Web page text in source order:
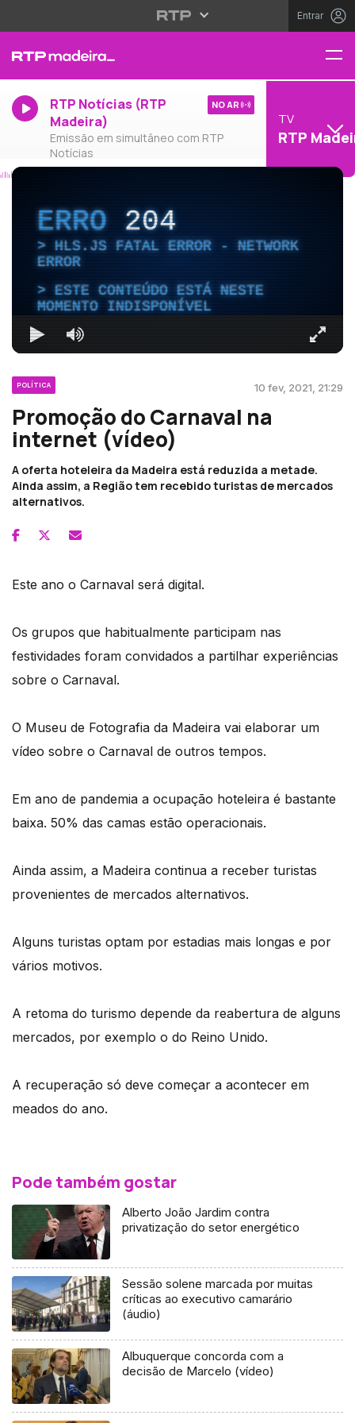
Entrar
RTP Notícias (RTP
Madeira)
Emissão em simultâneo com RTP
Notícias
NO AR
TV
RTP
ERRO204
HLS.JS FATAL ERROR - NETWORK
ERROR
ESTE CONTEÚDO ESTÁ NESTE
MOMENTO INDISPONÍVEL
POLÍTICA 10 fev, 2021, 21:29
Promoção do Carnaval na
internet (vídeo)
A oferta hoteleira da Madeira está reduzida a metade.
Ainda assim, a Região tem recebido turistas de mercados
alternativos.
Este ano o Carnaval será digital.
Os grupos que habitualmente participam nas
festividades foram convidados a partilhar experiências
sobre o Carnaval.
O Museu de Fotografia da Madeira vai elaborar um
vídeo sobre o Carnaval de outros tempos.
Em ano de pandemia a ocupação hoteleira é bastante
baixa. 50% das camas estão operacionais.
Ainda assim, a Madeira continua a receber turistas
provenientes de mercados alternativos.
Alguns turistas optam por estadias mais longas e por
vários motivos.
A retoma do turismo depende da reabertura de alguns
mercados, por exemplo o do Reino Unido.
A recuperação só deve começar a acontecer em
meados do ano.
Pode também gostar
Alberto João Jardim contra
privatização do setor energético
Sessão solene marcada por muitas
críticas ao executivo camarário
(áudio)
Albuquerque concorda com a
decisão de Marcelo (vídeo)